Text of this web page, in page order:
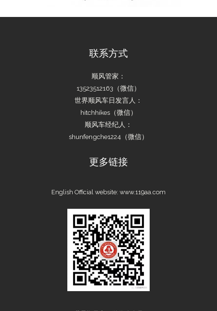
联系方式
顺风管家：
13523512163（微信）
世界顺风车日发言人：
hitchhikes（微信）
顺风车经纪人：
shunfengche1224（微信）
更多链接
English Official website: www.119aa.com